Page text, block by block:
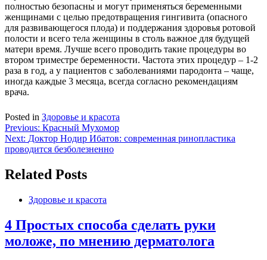
полностью безопасны и могут применяться беременными
женщинами с целью предотвращения гингивита (опасного
для развивающегося плода) и поддержания здоровья ротовой
полости и всего тела женщины в столь важное для будущей
матери время. Лучше всего проводить такие процедуры во
втором триместре беременности. Частота этих процедур – 1-2
раза в год, а у пациентов с заболеваниями пародонта – чаще,
иногда каждые 3 месяца, всегда согласно рекомендациям
врача.
Posted in Здоровье и красота
Навигация
по
Previous: Красный Мухомор
Next: Доктор Нодир Ибатов: современная ринопластика
проводится безболезненно
Related Posts
Здоровье и красота
4 Простых способа сделать руки
моложе, по мнению дерматолога